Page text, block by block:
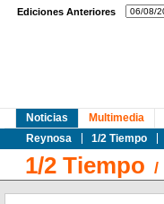
Ediciones Anteriores
Noticias
Reynosa
1/2 Tiempo
Multimedia
1/2 Tiempo /